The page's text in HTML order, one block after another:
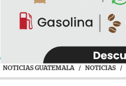
NOTICIAS GUATEMALA / NOTICIAS /